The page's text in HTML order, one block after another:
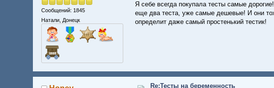
Сообщений: 1845
Натали, Донецк
Я себе всегда покупала тесты самые
еще два теста, уже самые дешевые! И они
определит даже самый простенький тестик!
Re:Тесты на беременность